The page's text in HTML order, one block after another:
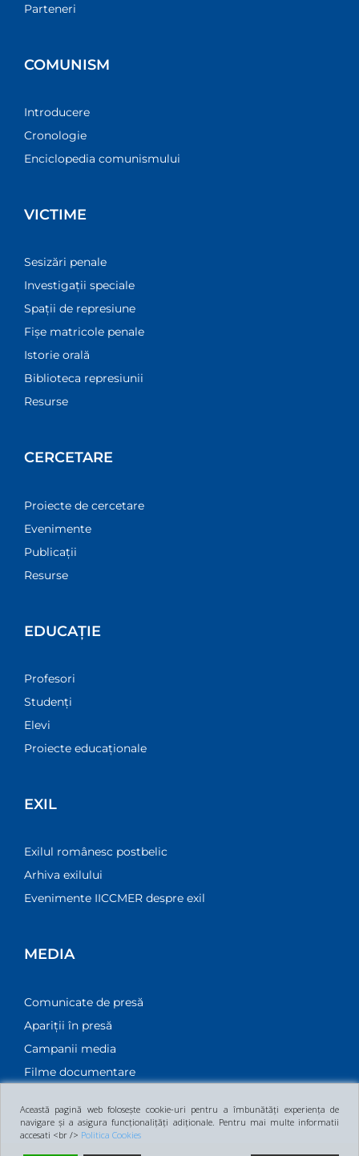
Parteneri
COMUNISM
Introducere
Cronologie
Enciclopedia comunismului
VICTIME
Sesizări penale
Investigații speciale
Spații de represiune
Fișe matricole penale
Istorie orală
Biblioteca represiunii
Resurse
CERCETARE
Proiecte de cercetare
Evenimente
Publicații
Resurse
EDUCAȚIE
Profesori
Studenți
Elevi
Proiecte educaționale
EXIL
Exilul românesc postbelic
Arhiva exilului
Evenimente IICCMER despre exil
MEDIA
Comunicate de presă
Apariții în presă
Campanii media
Filme documentare
Această pagină web folosește cookie-uri pentru a îmbunătăți experiența de
navigare și a asigura funcționalițăți adiționale. Pentru mai multe informatii
accesati <br /> Politica Cookies